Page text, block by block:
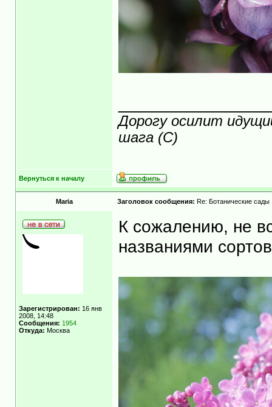
Дорогу осилит
шага (С)
Вернуться к началу
Maria Заголовок сообщения: Re: Ботанические сады
Зарегистрирован: 16 янв
2008, 14:48
Сообщения: 1954
Откуда: Москва
К сожалению, не
названиями